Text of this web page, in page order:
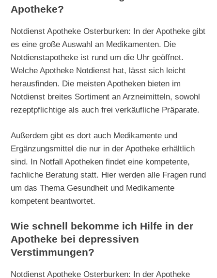
Apotheke?
Notdienst Apotheke Osterburken: In der Apotheke gibt
es eine große Auswahl an Medikamenten. Die
Notdienstapotheke ist rund um die Uhr geöffnet.
Welche Apotheke Notdienst hat, lässt sich leicht
herausfinden. Die meisten Apotheken bieten im
Notdienst breites Sortiment an Arzneimitteln, sowohl
rezeptpflichtige als auch frei verkäufliche Präparate.
Außerdem gibt es dort auch Medikamente und
Ergänzungsmittel die nur in der Apotheke erhältlich
sind. In Notfall Apotheken findet eine kompetente,
fachliche Beratung statt. Hier werden alle Fragen rund
um das Thema Gesundheit und Medikamente
kompetent beantwortet.
Wie schnell bekomme ich Hilfe in der
Apotheke bei depressiven
Verstimmungen?
Notdienst Apotheke Osterburken: In der Apotheke